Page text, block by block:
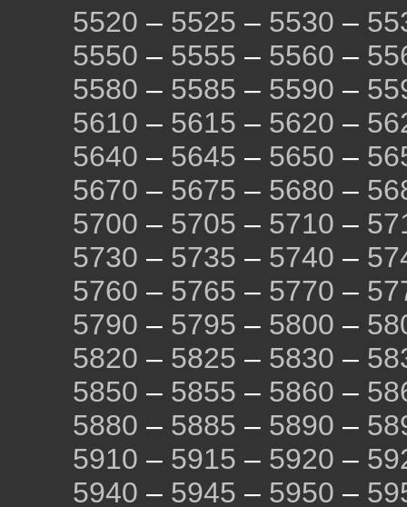
5520 – 5525 – 5530 –
5550 – 5555 – 5560 –
5580 – 5585 – 5590 –
5610 – 5615 – 5620 –
5640 – 5645 – 5650 –
5670 – 5675 – 5680 –
5700 – 5705 – 5710 –
5730 – 5735 – 5740 –
5760 – 5765 – 5770 –
5790 – 5795 – 5800 –
5820 – 5825 – 5830 –
5850 – 5855 – 5860 –
5880 – 5885 – 5890 –
5910 – 5915 – 5920 –
5940 – 5945 – 5950 –